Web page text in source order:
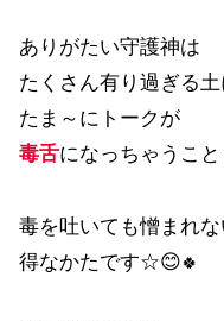
ありがたい守護神は
たくさん有り過ぎる
たま～にトークが
毒舌になっちゃうこ
毒を吐いても憎まれ
得なかたです☆😊🍀